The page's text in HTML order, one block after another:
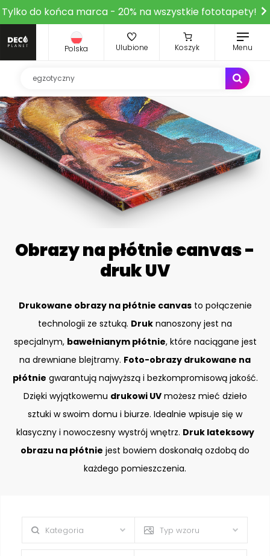
Tylko do końca marca - 20% na wszystkie fototapety!
Polska Ulubione Koszyk Menu
Obrazy na płótnie canvas -
druk UV
Drukowane obrazy na płótnie canvasto połączenie
technologii ze sztuką. Druk nanoszony jest na
specjalnym, bawełnianym płótnie, które naciągane jest
na drewniane blejtramy. Foto-obrazy drukowane na
płótnie gwarantują najwyższą i bezkompromisową jakość.
Dzięki wyjątkowemu drukowi UVmożesz mieć dzieło
sztuki w swoim domu i biurze. Idealnie wpisuje się w
klasyczny i nowoczesny wystrój wnętrz. Druk lateksowy
obrazu na płótnie jest bowiem doskonałą ozdobą do
każdego pomieszczenia.
Kategoria Typ wzoru